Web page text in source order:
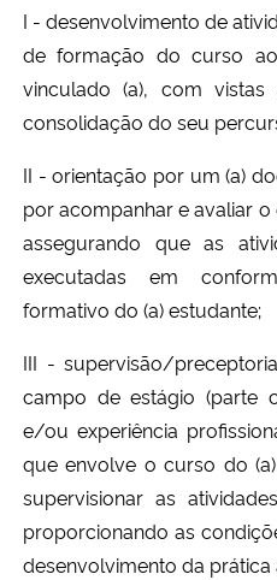
I - desenvolvimento de
de formação do curso
vinculado (a), com
consolidação do seu
II - orientação por um (a)
por acompanhar e avaliar
assegurando que as
executadas em
formativo do (a) estudante;
III - supervisão/
campo de estágio (parte
e/ou experiência
que envolve o curso do
supervisionar as
proporcionando as
desenvolvimento da